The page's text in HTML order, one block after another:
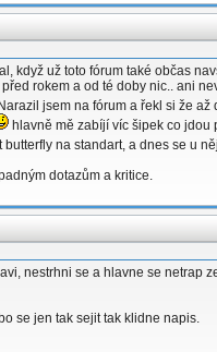
když už toto fórum také občas
rokem a od té doby nic.. ani
jsem na fórum a řekl si že
hlavně mě zabíjí víc šipek co jdou
na standart, a dnes se u
dotazům a kritice.
nestrhni se a hlavne se netrap
se jen tak sejit tak klidne napis.